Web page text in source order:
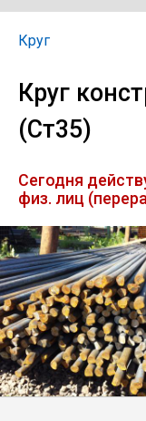
Труба
Лист
Уголок
Балка
Круг
Круг
(Ст35)
Сегодня
физ. лиц